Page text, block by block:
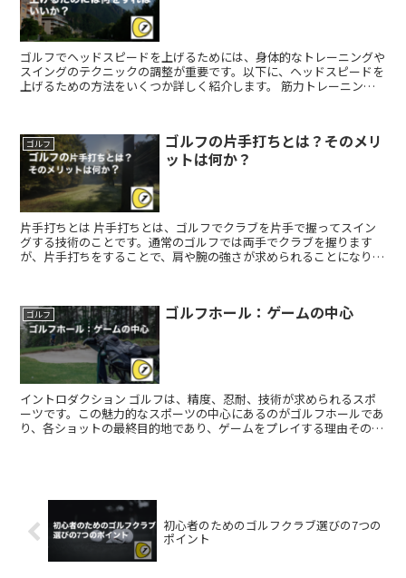
ゴルフでヘッドスピードを上げるためには、身体的なトレーニングや
スイングのテクニックの調整が重要です。以下に、ヘッドスピードを
上げるための方法をいくつか詳しく紹介します。 筋力トレーニング
ゴルフ
ゴルフの片手打ちとは？そのメリ
ットは何か？
片手打ちとは 片手打ちとは、ゴルフでクラブを片手で握ってスイン
グする技術のことです。通常のゴルフでは両手でクラブを握ります
が、片手打ちをすることで、肩や腕の強さが求められることになりま
ゴルフ ゴルフホール：ゲームの中心
イントロダクション ゴルフは、精度、忍耐、技術が求められるスポ
ーツです。この魅力的なスポーツの中心にあるのがゴルフホールであ
り、各ショットの最終目的地であり、ゲームをプレイする理由そのも
初心者のためのゴルフクラブ選びの7つの
ポイント